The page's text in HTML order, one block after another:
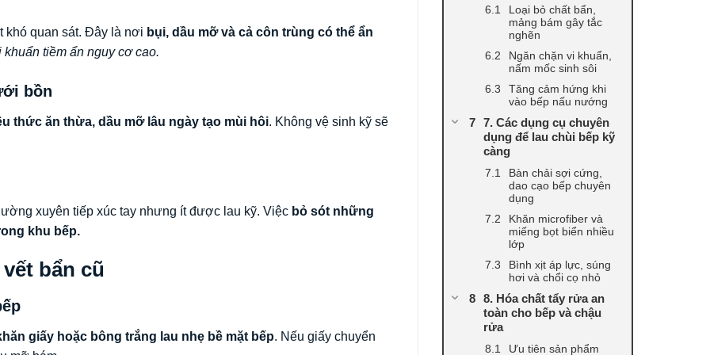
khó quan sát. Đây là nơi bụi, dầu mỡ và cả côn trùng có thể ẩn
tiềm ẩn nguy cơ cao.
bồn
thức ăn thừa, dầu mỡ lâu ngày tạo mùi hôi. Không vệ sinh kỹ sẽ
xuyên tiếp xúc tay nhưng ít được lau kỹ. Việc bỏ sót những
khu bếp.
bẩn cũ
giấy hoặc bông trắng lau nhẹ bề mặt bếp. Nếu giấy chuyển
Loại bỏ chất bẩn,
mảng bám gây tắc
nghẽn
Ngăn chặn vi khuẩn,
nấm mốc sinh sôi
Tăng cảm hứng khi
vào bếp nấu nướng
7. Các dụng cụ chuyên
dụng để lau chùi bếp kỹ
càng
Bàn chải sợi cứng,
dao cạo bếp chuyên
dụng
Khăn microfiber và
miếng bọt biển nhiều
lớp
Bình xịt áp lực, súng
hơi và chổi cọ nhỏ
8. Hóa chất tẩy rửa an
toàn cho bếp và chậu
rửa
Ưu tiên sản phẩm